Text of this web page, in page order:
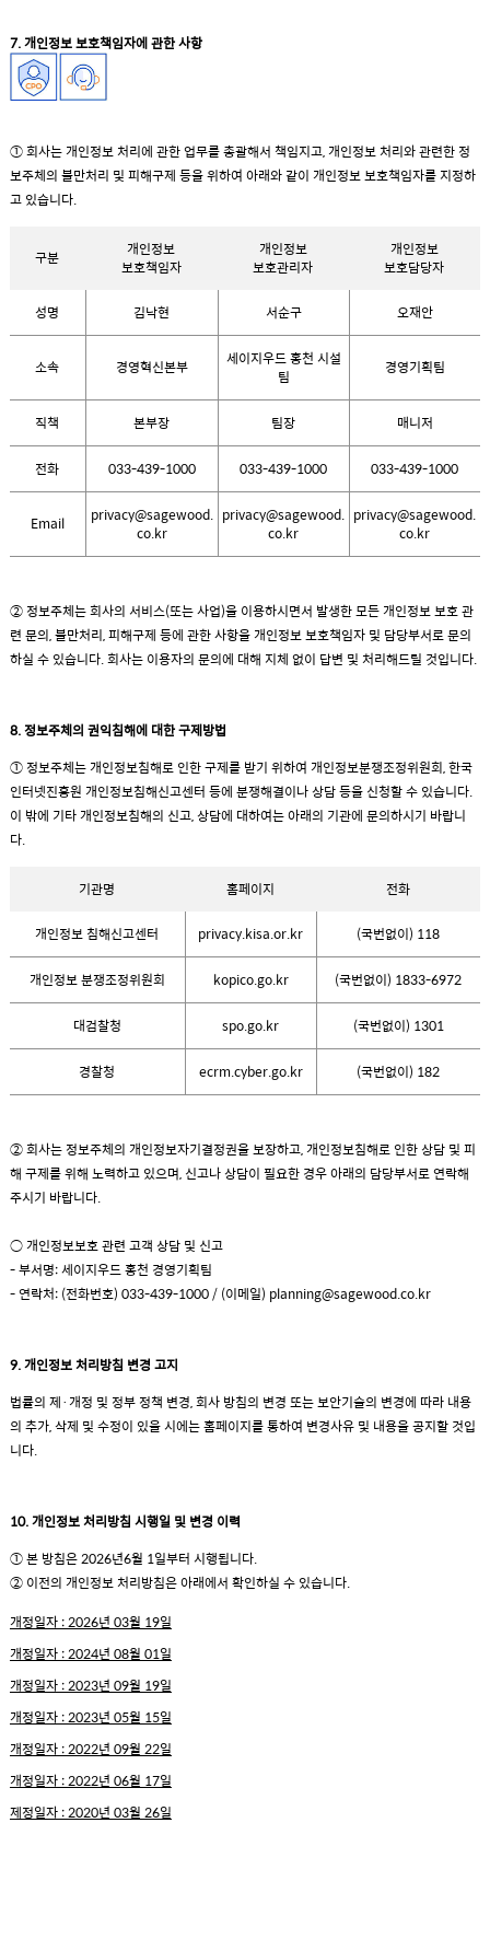
7. 개인정보 보호책임자에 관한 사항
① 회사는 개인정보 처리에 관한 업무를 총괄해서 책임지고, 개인정보 처리와 관련한 정
보주체의 불만처리 및 피해구제 등을 위하여 아래와 같이 개인정보 보호책임자를 지정하
고 있습니다.
구분
개인정보
보호책임자
개인정보
보호관리자
개인정보
보호담당자
성명 김낙현 서순구 오재안
소속 경영혁신본부
세이지우드 홍천 시설
팀
경영기획팀
직책 본부장 팀장 매니저
전화 033-439-1000 033-439-1000 033-439-1000
Email
privacy@sagewood.
co.kr
privacy@sagewood.
co.kr
privacy@sagewood.
co.kr
② 정보주체는 회사의 서비스(또는 사업)을 이용하시면서 발생한 모든 개인정보 보호 관
련 문의, 불만처리, 피해구제 등에 관한 사항을 개인정보 보호책임자 및 담당부서로 문의
하실 수 있습니다. 회사는 이용자의 문의에 대해 지체 없이 답변 및 처리해드릴 것입니다.
8. 정보주체의 권익침해에 대한 구제방법
① 정보주체는 개인정보침해로 인한 구제를 받기 위하여 개인정보분쟁조정위원회, 한국
인터넷진흥원 개인정보침해신고센터 등에 분쟁해결이나 상담 등을 신청할 수 있습니다.
이 밖에 기타 개인정보침해의 신고, 상담에 대하여는 아래의 기관에 문의하시기 바랍니
다.
기관명 홈페이지 전화
개인정보 침해신고센터 privacy.kisa.or.kr (국번없이) 118
개인정보 분쟁조정위원회 kopico.go.kr (국번없이) 1833-6972
대검찰청 spo.go.kr (국번없이) 1301
경찰청 ecrm.cyber.go.kr (국번없이) 182
② 회사는 정보주체의 개인정보자기결정권을 보장하고, 개인정보침해로 인한 상담 및 피
해 구제를 위해 노력하고 있으며, 신고나 상담이 필요한 경우 아래의 담당부서로 연락해
주시기 바랍니다.
○ 개인정보보호 관련 고객 상담 및 신고
- 부서명: 세이지우드 홍천 경영기획팀
- 연락처: (전화번호) 033-439-1000 / (이메일) planning@sagewood.co.kr
9. 개인정보 처리방침 변경 고지
법률의 제·개정 및 정부 정책 변경, 회사 방침의 변경 또는 보안기술의 변경에 따라 내용
의 추가, 삭제 및 수정이 있을 시에는 홈페이지를 통하여 변경사유 및 내용을 공지할 것입
니다.
10. 개인정보 처리방침 시행일 및 변경 이력
① 본 방침은 2026년6월 1일부터 시행됩니다.
② 이전의 개인정보 처리방침은 아래에서 확인하실 수 있습니다.
개정일자 : 2026년 03월 19일
개정일자 : 2024년 08월 01일
개정일자 : 2023년 09월 19일
개정일자 : 2023년 05월 15일
개정일자 : 2022년 09월 22일
개정일자 : 2022년 06월 17일
제정일자 : 2020년 03월 26일